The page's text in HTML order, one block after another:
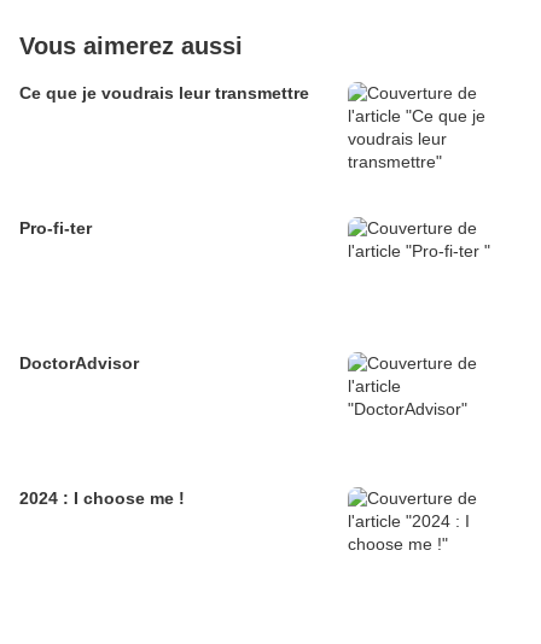
Vous aimerez aussi
Ce que je voudrais leur transmettre
Pro-fi-ter
DoctorAdvisor
2024 : I choose me !